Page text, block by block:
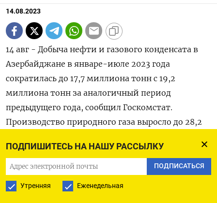
ПОДПИШИТЕСЬ НА НАШУ РАССЫЛКУ
ПОДПИСАТЬСЯ
Утренняя Еженедельная
14.08.2023
14 авг - Добыча нефти и газового конденсата в
Азербайджане в январе-июле 2023 года
сократилась до 17,7 миллиона тонн с 19,2
миллиона тонн за аналогичный период
предыдущего года, сообщил Госкомстат.
Производство природного газа выросло до 28,2
кубометров. Ниже приведены показатели
добычи нефти и газа в Азербайджане: янв-июле
янв-июл 23г ь 22г Добыча нефти и
газоконденсата (млн т) 17,7 19,2 в том числе: